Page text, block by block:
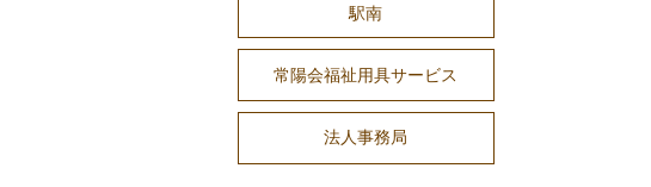
駅南
常陽会福祉用具サービス
法人事務局